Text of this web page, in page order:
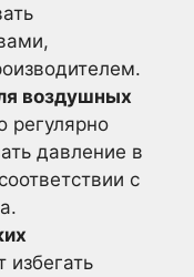
воздушных
регулярно
давление в
с
избегать